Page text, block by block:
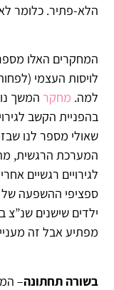
הלא-פתיר. כלומר
המחקרים האלו
לויסות העצמי
למה. מחקר
בהפניית הקשב
שאולי מספר לנו
המערכת הרגשית,
לגירויים רגשיים
ספציפי ההשפעה של
ילדים שישנים
מפתיע אבל זה
בשורה תחתונה–